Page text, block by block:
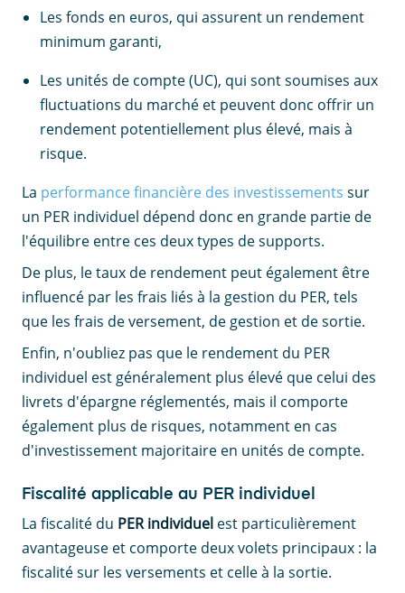
Les fonds en euros, qui assurent un rendement
minimum garanti,
Les unités de compte (UC), qui sont soumises aux
fluctuations du marché et peuvent donc offrir un
rendement potentiellement plus élevé, mais à
risque.
La performance financière des investissements sur
un PER individuel dépend donc en grande partie de
l'équilibre entre ces deux types de supports.
De plus, le taux de rendement peut également être
influencé par les frais liés à la gestion du PER, tels
que les frais de versement, de gestion et de sortie.
Enfin, n'oubliez pas que le rendement du PER
individuel est généralement plus élevé que celui des
livrets d'épargne réglementés, mais il comporte
également plus de risques, notamment en cas
d'investissement majoritaire en unités de compte.
Fiscalité applicable au PER individuel
La fiscalité du PER individuel est particulièrement
avantageuse et comporte deux volets principaux : la
fiscalité sur les versements et celle à la sortie.